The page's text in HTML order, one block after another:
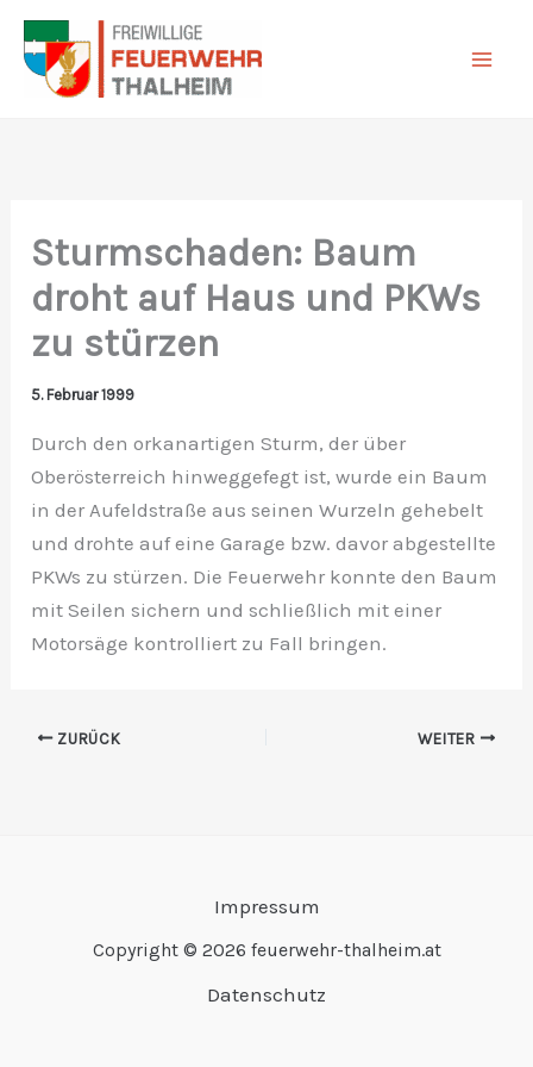
Zum
Inhalt
springen
Sturmschaden: Baum
droht auf Haus und PKWs
zu stürzen
5. Februar 1999
Durch den orkanartigen Sturm, der über
Oberösterreich hinweggefegt ist, wurde ein Baum
in der Aufeldstraße aus seinen Wurzeln gehebelt
und drohte auf eine Garage bzw. davor abgestellte
PKWs zu stürzen. Die Feuerwehr konnte den Baum
mit Seilen sichern und schließlich mit einer
Motorsäge kontrolliert zu Fall bringen.
ZURÜCK WEITER
Impressum
Copyright © 2026 feuerwehr-thalheim.at
Datenschutz